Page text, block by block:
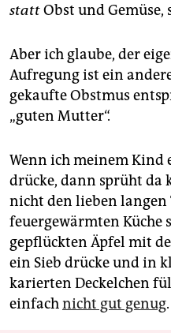
stattObst und
Aber ich glaube, der
Aufregung ist ein
gekaufte Obstmus
„guten Mutter“.
Wenn ich meinem Kind
drücke, dann sprüht da
nicht den lieben langen
feuergewärmten Küche
gepflückten Äpfel mit
ein Sieb drücke und in
karierten Deckelchen
einfachnicht gut genug.